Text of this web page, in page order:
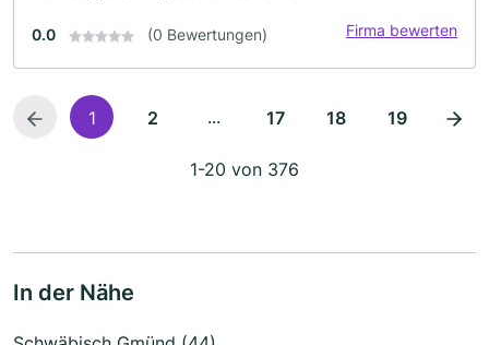
0.0 (0 Bewertungen) Firma bewerten
1 2 ... 17 18 19
1-20 von 376
In der Nähe